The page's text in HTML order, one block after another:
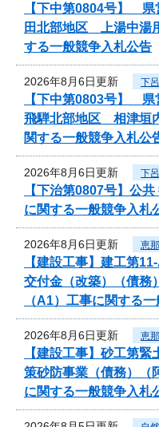
【下中第0804号】
田北部地区 上湯中湯
する一般競争入札公告
2026年8月6日更新 下
【下中第0803号】
飛騨北部地区 相津垣
関する一般競争入札公
2026年8月6日更新 下
【下治第0807号】公
に関する一般競争入札
2026年8月6日更新 恵
【建設工事】建工第
交付金（改築）（債務
（A1）工事に関する
2026年8月6日更新 恵
【建設工事】砂工第
策砂防事業（債務）（
に関する一般競争入札